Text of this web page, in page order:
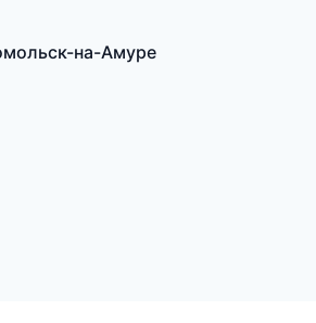
на-Амуре